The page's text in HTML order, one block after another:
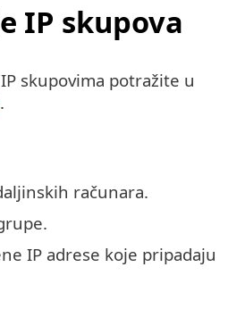
IP skupova
skupovima potražite u
.
računara.
IP adrese koje pripadaju